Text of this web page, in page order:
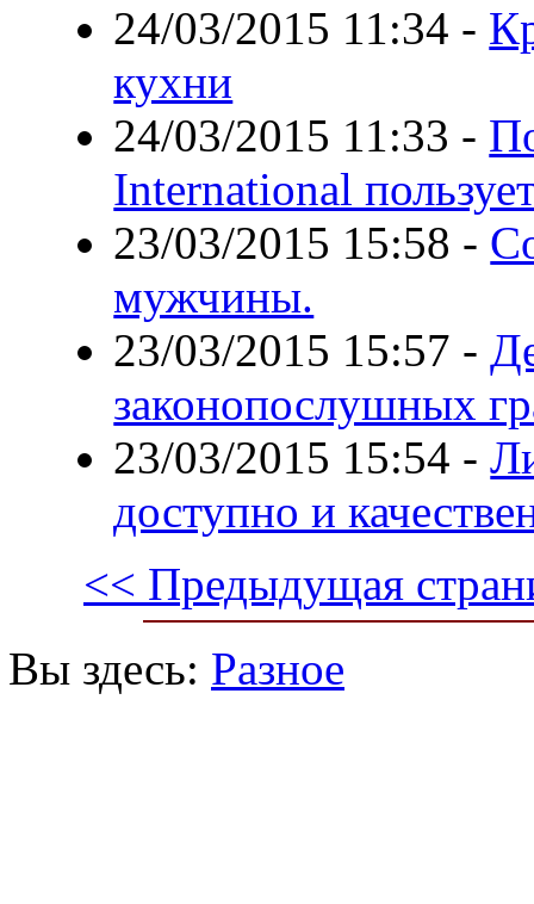
24/03/2015 11:34 -
кухни
24/03/2015 11:33 -
International
23/03/2015 15:58 -
мужчины.
23/03/2015 15:57 -
законопослушных
23/03/2015 15:54 -
доступно и
<< Предыдущая
Вы здесь: Разное